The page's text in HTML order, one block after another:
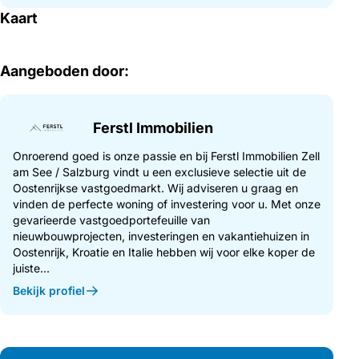
Geschatte oplevering: zomer 2027
als impressie en zijn onderhevig aan wijzigingen volgens het
mogelijkheden. Het interieur is niet inbegrepen in de
aankoopprijs.
Op verzoek sturen we je graag de bouw- en
uitrustingsbeschrijving toe.
De transactie wordt uitgevoerd in overeenstemming met de
BTVG.
Aigen is een van de meest exclusieve en gewilde woonwijken in
Gaisberg en de rivier de Salzach biedt Aigen een idyllische
Kaart
Aangeboden door:
Ferstl Immobilien
Onroerend goed is onze passie en bij Ferstl Immobilien Zell
am See / Salzburg vindt u een exclusieve selectie uit de
Oostenrijkse vastgoedmarkt. Wij adviseren u graag en
vinden de perfecte woning of investering voor u. Met onze
gevarieerde vastgoedportefeuille van
nieuwbouwprojecten, investeringen en vakantiehuizen in
Oostenrijk, Kroatie en Italie hebben wij voor elke koper de
juiste...
Bekijk profiel